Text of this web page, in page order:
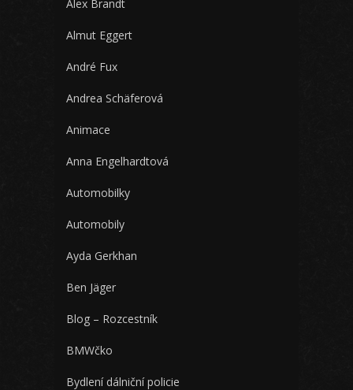
Alex Brandt
Almut Eggert
André Fux
Andrea Schäferová
Animace
Anna Engelhardtová
Automobilky
Automobily
Ayda Gerkhan
Ben Jäger
Blog – Rozcestník
BMWčko
Bydlení dálniční policie